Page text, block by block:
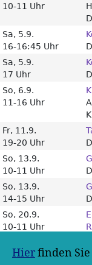
Hierfinden